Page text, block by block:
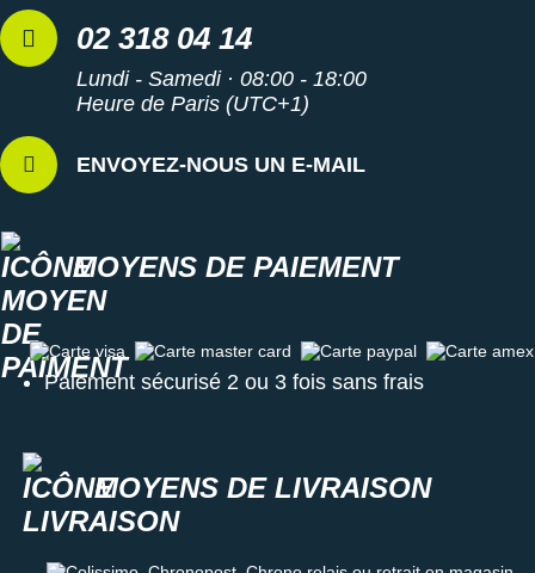
02 318 04 14
Lundi - Samedi · 08:00 - 18:00
Heure de Paris (UTC+1)
ENVOYEZ-NOUS UN E-MAIL
MOYENS DE PAIEMENT
Carte visa Carte master card Carte paypal Carte amex
Paiement sécurisé 2 ou 3 fois sans frais
MOYENS DE LIVRAISON